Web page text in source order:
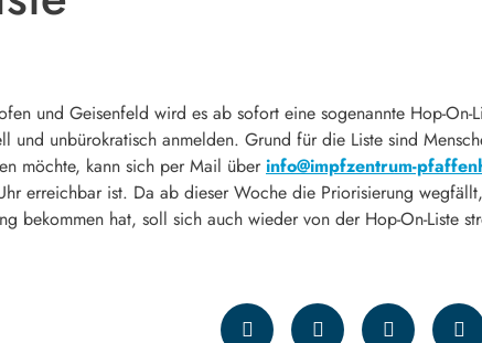
und Geisenfeld wird es ab sofort eine sogenannte Hop-
und unbürokratisch anmelden. Grund für die Liste sind
möchte, kann sich per Mail über info@impfzentrum-
erreichbar ist. Da ab dieser Woche die Priorisierung
bekommen hat, soll sich auch wieder von der Hop-On-Liste